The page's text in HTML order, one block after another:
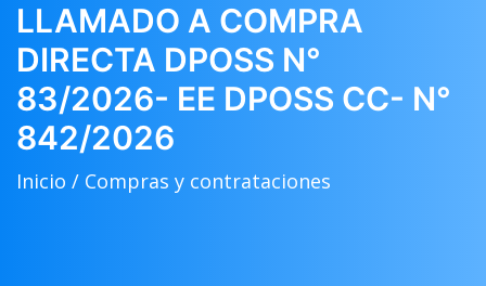
LLAMADO A COMPRA
DIRECTA DPOSS N°
83/2026- EE DPOSS CC- N°
842/2026
Inicio / Compras y contrataciones